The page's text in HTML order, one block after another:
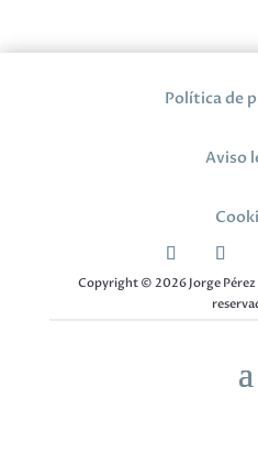
Política de
Aviso
Copyright © 2026 Jorge Pérez